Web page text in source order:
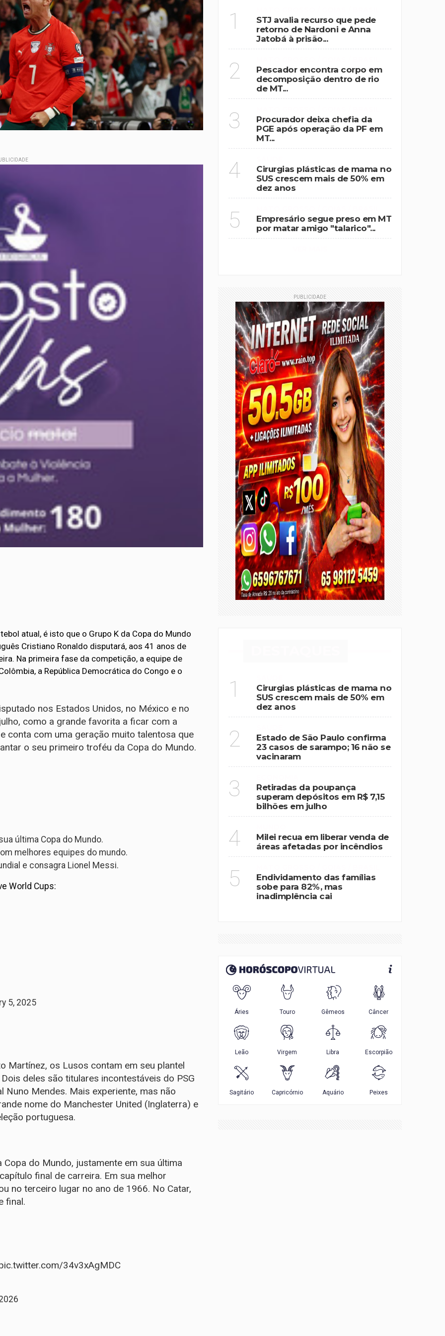
atual, é isto que o Grupo K da Copa do Mundo
Cristiano Ronaldo disputará, aos 41 anos de
Na primeira fase da competição, a equipe de
a República Democrática do Congo e o
nos Estados Unidos, no México e no
como a grande favorita a ficar com a
conta com uma geração muito talentosa que
o seu primeiro troféu da Copa do Mundo.
última Copa do Mundo.
melhores equipes do mundo.
e consagra Lionel Messi.
World Cups:
5, 2025
Martínez, os Lusos contam em seu plantel
deles são titulares incontestáveis do PSG
Mendes. Mais experiente, mas não
nome do Manchester United (Inglaterra) e
portuguesa.
do Mundo, justamente em sua última
final de carreira. Em sua melhor
no terceiro lugar no ano de 1966. No Catar,
final.
34v3xAgMDC
1
STJ avalia recurso que pede
retorno de Nardoni e Anna
Jatobá à prisão...
2
Pescador encontra corpo em
decomposição dentro de rio
de MT...
3
Procurador deixa chefia da
PGE após operação da PF em
MT...
4
Cirurgias plásticas de mama no
SUS crescem mais de 50% em
dez anos
5
Empresário segue preso em MT
por matar amigo "talarico"...
PUBLICIDADE
1
Cirurgias plásticas de mama no
SUS crescem mais de 50% em
dez anos
2
Estado de São Paulo confirma
23 casos de sarampo; 16 não se
vacinaram
3
Retiradas da poupança
superam depósitos em R$ 7,15
bilhões em julho
4
Milei recua em liberar venda de
áreas afetadas por incêndios
5
Endividamento das famílias
sobe para 82%, mas
inadimplência cai